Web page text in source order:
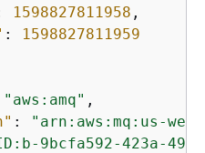
1598827811958 ,
:
1598827811959
"aws:amq" ,
:
"arn:aws:mq:us-
9bcfa592-423a-